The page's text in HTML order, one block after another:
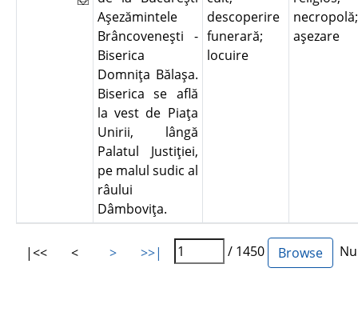
Aşezămintele
Brâncoveneşti -
Biserica
Domniţa Bălaşa.
Biserica se află
la vest de Piaţa
Unirii, lângă
Palatul Justiţiei,
pe malul sudic al
râului
Dâmboviţa.
descoperire
funerară;
locuire
necropolă;
aşezare
|<< < > >>| / 1450